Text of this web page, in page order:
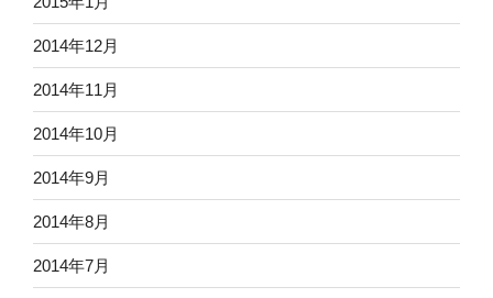
2014年12月
2014年11月
2014年10月
2014年9月
2014年8月
2014年7月